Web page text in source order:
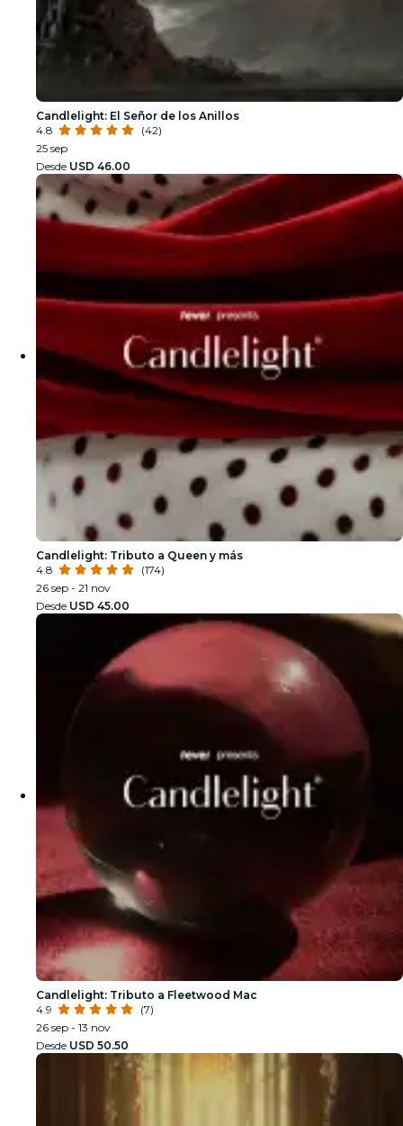
Candlelight: El Señor de los Anillos
4.8
(42)
25 sep
Desde USD 46.00
Candlelight: Tributo a Queen y más
4.8
(174)
26 sep - 21 nov
Desde USD 45.00
Candlelight: Tributo a Fleetwood Mac
4.9
(7)
26 sep - 13 nov
Desde USD 50.50